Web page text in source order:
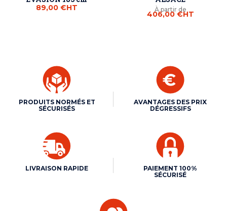
89,00 €HT À partir de
406,00 €HT
PRODUITS NORMÉS ET
SÉCURISÉS
AVANTAGES DES PRIX
DÉGRESSIFS
LIVRAISON RAPIDE
PAIEMENT 100%
SÉCURISÉ